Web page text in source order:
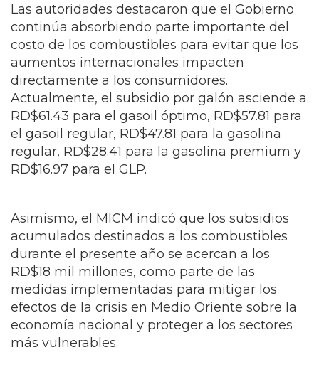
Las autoridades destacaron que el Gobierno
continúa absorbiendo parte importante del
costo de los combustibles para evitar que los
aumentos internacionales impacten
directamente a los consumidores.
Actualmente, el subsidio por galón asciende a
RD$61.43 para el gasoil óptimo, RD$57.81 para
el gasoil regular, RD$47.81 para la gasolina
regular, RD$28.41 para la gasolina premium y
RD$16.97 para el GLP.
Asimismo, el MICM indicó que los subsidios
acumulados destinados a los combustibles
durante el presente año se acercan a los
RD$18 mil millones, como parte de las
medidas implementadas para mitigar los
efectos de la crisis en Medio Oriente sobre la
economía nacional y proteger a los sectores
más vulnerables.